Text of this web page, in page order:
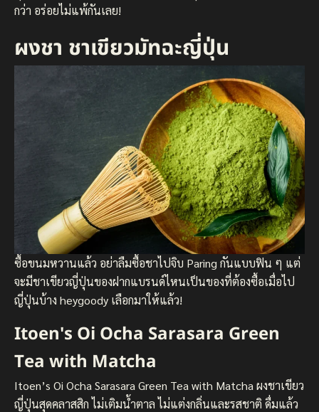
กว่า อร่อยไม่แพ้กันเลย!
ผงชา ชาเขียวมัทฉะญี่ปุ่น
ซื้อขนมหวานแล้ว อย่าลืมซื้อชาไปจิบ Paring กันแบบฟิน ๆ แต่
จะมีชาเขียวญี่ปุ่นของฝากแบรนด์ไหนเป็นของที่ต้องซื้อเมื่อไป
ญี่ปุ่นบ้าง heygoody เลือกมาให้แล้ว!
Itoen's Oi Ocha Sarasara Green
Tea with Matcha
Itoen’s Oi Ocha Sarasara Green Tea with Matcha ผงชาเขียว
ญี่ปุ่นสุดคลาสสิก ไม่เติมน้ำตาล ไม่แต่งกลิ่นและรสชาติ ดื่มแล้ว